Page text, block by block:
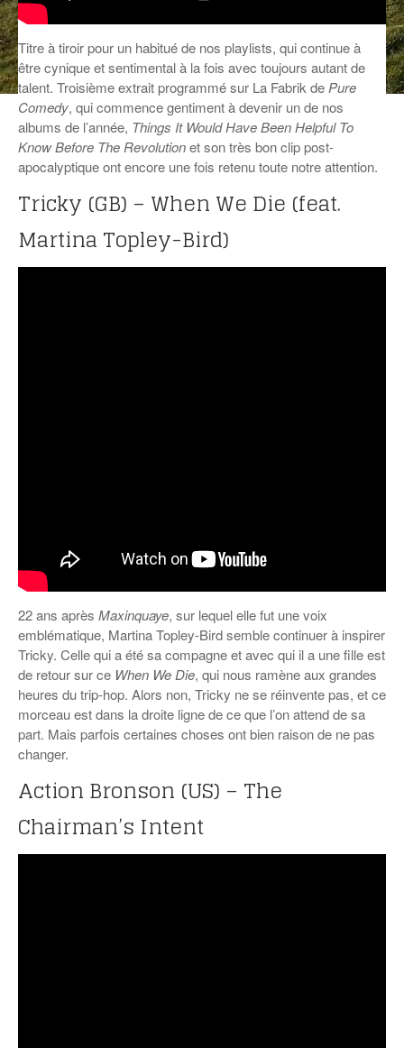
ANCIENNES ÉMISSIONS
Titre à tiroir pour un habitué de nos playlists, qui continue à
être cynique et sentimental à la fois avec toujours autant de
talent. Troisième extrait programmé sur La Fabrik de Pure
Comedy, qui commence gentiment à devenir un de nos
albums de l’année, Things It Would Have Been Helpful To
Know Before The Revolutionet son très bon clip post-
apocalyptique ont encore une fois retenu toute notre attention.
Tricky (GB) – When We Die (feat.
Martina Topley-Bird)
22 ans après Maxinquaye, sur lequel elle fut une voix
emblématique, Martina Topley-Bird semble continuer à inspirer
Tricky. Celle qui a été sa compagne et avec qui il a une fille est
de retour sur ce When We Die, qui nous ramène aux grandes
heures du trip-hop. Alors non, Tricky ne se réinvente pas, et ce
morceau est dans la droite ligne de ce que l’on attend de sa
part. Mais parfois certaines choses ont bien raison de ne pas
changer.
Action Bronson (US) – The
Chairman’s Intent